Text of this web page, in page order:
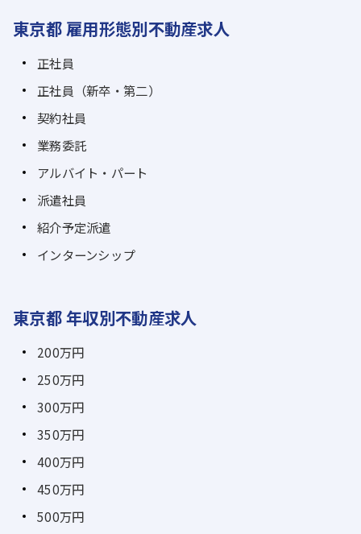
東京都 雇用形態別不動産求人
正社員
正社員（新卒・第二）
契約社員
業務委託
アルバイト・パート
派遣社員
紹介予定派遣
インターンシップ
東京都 年収別不動産求人
200万円
250万円
300万円
350万円
400万円
450万円
500万円